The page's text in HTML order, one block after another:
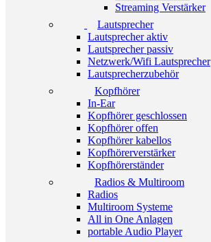
Streaming Verstärker
Lautsprecher
Lautsprecher aktiv
Lautsprecher passiv
Netzwerk/Wifi Lautsprecher
Lautsprecherzubehör
Kopfhörer
In-Ear
Kopfhörer geschlossen
Kopfhörer offen
Kopfhörer kabellos
Kopfhörerverstärker
Kopfhörerständer
Radios & Multiroom
Radios
Multiroom Systeme
All in One Anlagen
portable Audio Player